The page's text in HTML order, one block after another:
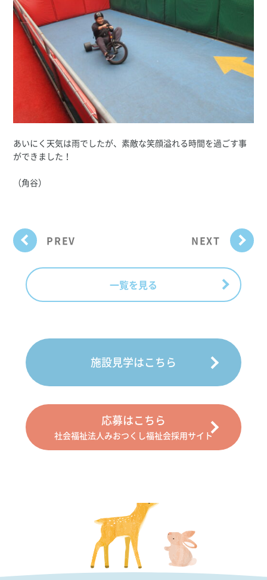
あいにく天気は雨でしたが、素敵な笑顔溢れる時間を過ごす事
ができました！
（角谷）
PREV NEXT
一覧を見る
施設見学はこちら
応募はこちら
社会福祉法人みおつくし福祉会採用サイト